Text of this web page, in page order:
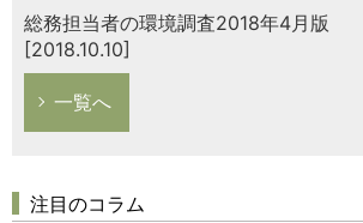
総務担当者の環境調査2018年4月版
[2018.10.10]
一覧へ
注目のコラム